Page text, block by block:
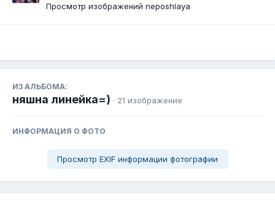
Просмотр изображений neposhlaya
ИЗ АЛЬБОМА:
няшна линейка=) · 21 изображение
ИНФОРМАЦИЯ О ФОТО
Просмотр EXIF информации фотографии